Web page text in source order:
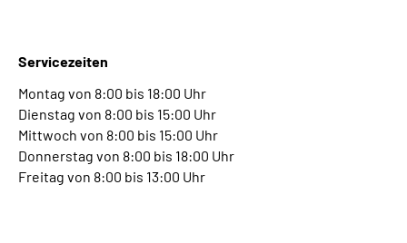
Servicezeiten
Montag von 8:00 bis 18:00 Uhr
Dienstag von 8:00 bis 15:00 Uhr
Mittwoch von 8:00 bis 15:00 Uhr
Donnerstag von 8:00 bis 18:00 Uhr
Freitag von 8:00 bis 13:00 Uhr